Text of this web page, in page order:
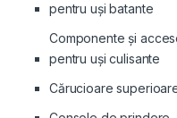
pentru uși batante
Componente și
pentru uși culisante
Cărucioare